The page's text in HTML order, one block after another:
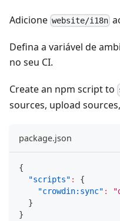
Adicione website/i18n
Defina a variável de
no seu CI.
Create an npm script to
sources, upload
package.json
{
"scripts" :
{
"crowdin:sync" :
}
}